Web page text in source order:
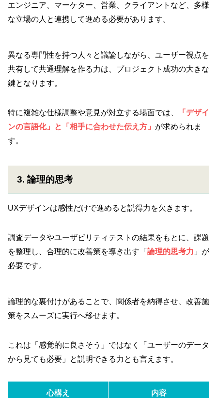
エンジニア、マーケター、営業、クライアントなど、多様
な立場の人と連携して進める必要があります。
異なる専門性を持つ人々と議論しながら、ユーザー視点を
共有して共通理解を作る力は、プロジェクト成功の大きな
鍵となります。
特に複雑な仕様調整や意見が対立する場面では、
「デザイ
ンの言語化」
と 「相手に合わせた伝え方」 が求められま
す。
3. 論理的思考
UXデザインは感性だけで進めると説得力を欠きます。
調査データやユーザビリティテストの結果をもとに、課題
を整理し、合理的に改善策を導き出す「 論理的思考力 」が
必要です。
論理的な裏付けがあることで、関係者を納得させ、改善施
策をスムーズに実行へ移せます。
これは「感覚的に良さそう」ではなく「ユーザーのデータ
から見ても必要」と説明できる力とも言えます。
心構え 内容